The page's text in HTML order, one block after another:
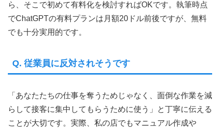
ら、そこで初めて有料化を検討すればOKです。執筆時点
でChatGPTの有料プランは月額20ドル前後ですが、無料
でも十分実用的です。
Q. 従業員に反対されそうです
「あなたたちの仕事を奪うためじゃなく、面倒な作業を減
らして接客に集中してもらうために使う」と丁寧に伝える
ことが大切です。実際、私の店でもマニュアル作成や